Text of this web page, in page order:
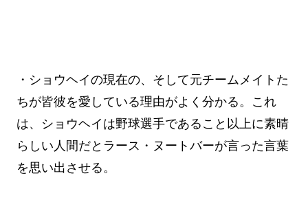
・ショウヘイの現在の、そして元チームメイトた
ちが皆彼を愛している理由がよく分かる。これ
は、ショウヘイは野球選手であること以上に素晴
らしい人間だとラース・ヌートバーが言った言葉
を思い出させる。